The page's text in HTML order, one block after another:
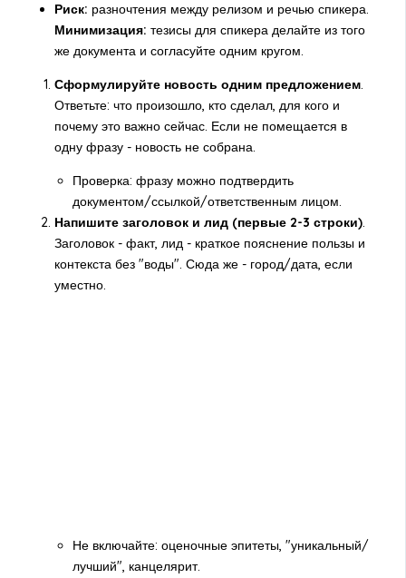
Риск: разночтения между релизом и речью спикера.
Минимизация: тезисы для спикера делайте из того
же документа и согласуйте одним кругом.
Сформулируйте новость одним предложением.
Ответьте: что произошло, кто сделал, для кого и
почему это важно сейчас. Если не помещается в
одну фразу - новость не собрана.
Проверка: фразу можно подтвердить
документом/ссылкой/ответственным лицом.
Напишите заголовок и лид (первые 2-3 строки).
Заголовок - факт, лид - краткое пояснение пользы и
контекста без "воды". Сюда же - город/дата, если
уместно.
Не включайте: оценочные эпитеты, "уникальный/
лучший", канцелярит.